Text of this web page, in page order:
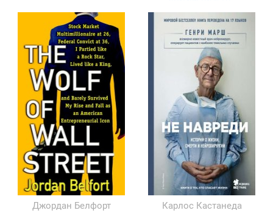
Джордан Белфорт
Карлос Кастанеда